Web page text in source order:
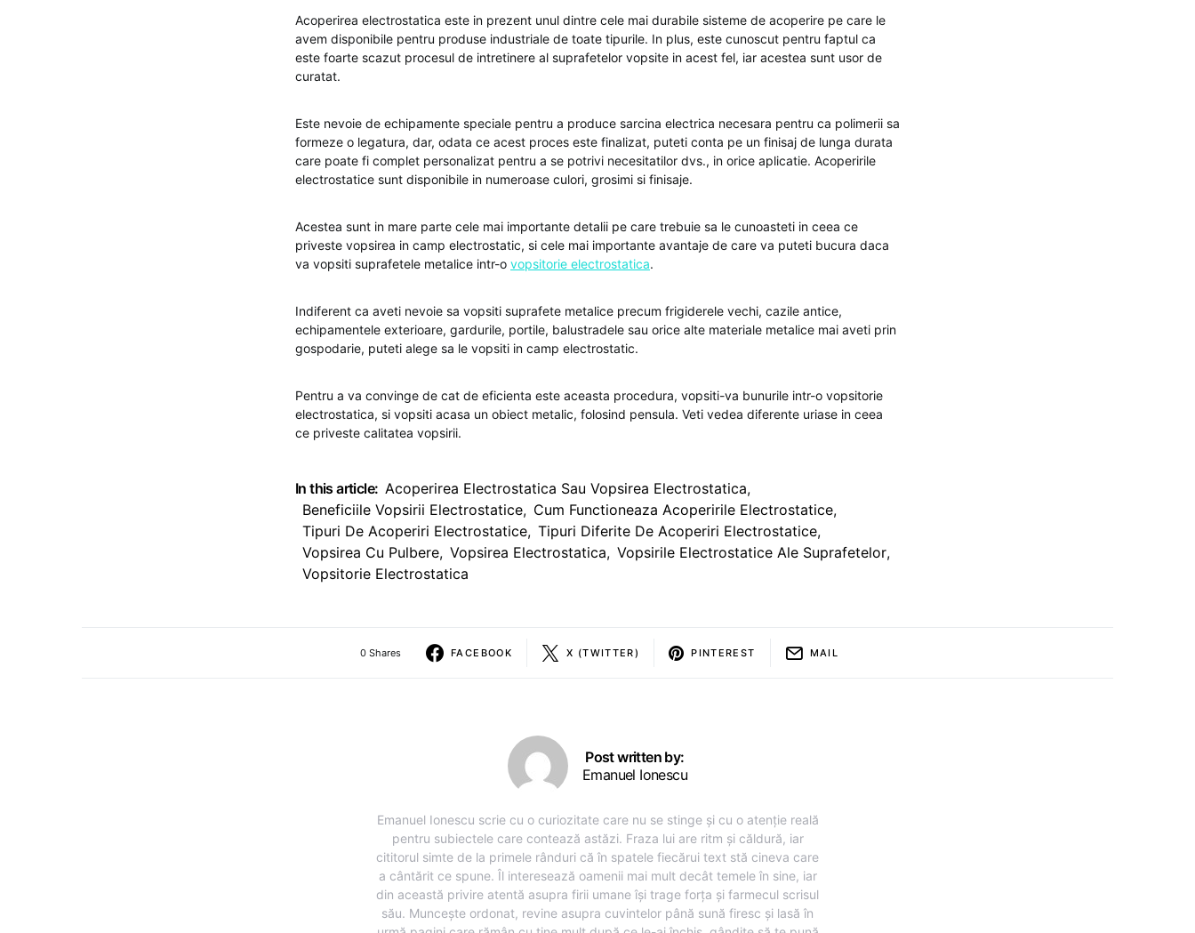
Acoperirea electrostatica este in prezent unul dintre cele mai durabile sisteme de acoperire pe care le
avem disponibile pentru produse industriale de toate tipurile. In plus, este cunoscut pentru faptul ca
este foarte scazut procesul de intretinere al suprafetelor vopsite in acest fel, iar acestea sunt usor de
curatat.
Este nevoie de echipamente speciale pentru a produce sarcina electrica necesara pentru ca polimerii sa
formeze o legatura, dar, odata ce acest proces este finalizat, puteti conta pe un finisaj de lunga durata
care poate fi complet personalizat pentru a se potrivi necesitatilor dvs., in orice aplicatie. Acoperirile
electrostatice sunt disponibile in numeroase culori, grosimi si finisaje.
Acestea sunt in mare parte cele mai importante detalii pe care trebuie sa le cunoasteti in ceea ce
priveste vopsirea in camp electrostatic, si cele mai importante avantaje de care va puteti bucura daca
va vopsiti suprafetele metalice intr-o vopsitorie electrostatica.
Indiferent ca aveti nevoie sa vopsiti suprafete metalice precum frigiderele vechi, cazile antice,
echipamentele exterioare, gardurile, portile, balustradele sau orice alte materiale metalice mai aveti prin
gospodarie, puteti alege sa le vopsiti in camp electrostatic.
Pentru a va convinge de cat de eficienta este aceasta procedura, vopsiti-va bunurile intr-o vopsitorie
electrostatica, si vopsiti acasa un obiect metalic, folosind pensula. Veti vedea diferente uriase in ceea
ce priveste calitatea vopsirii.
In this article: Acoperirea Electrostatica Sau Vopsirea Electrostatica,
Beneficiile Vopsirii Electrostatice, Cum Functioneaza Acoperirile Electrostatice,
Tipuri De Acoperiri Electrostatice, Tipuri Diferite De Acoperiri Electrostatice,
Vopsirea Cu Pulbere, Vopsirea Electrostatica, Vopsirile Electrostatice Ale Suprafetelor,
Vopsitorie Electrostatica
0 Shares FACEBOOK X (TWITTER) PINTEREST MAIL
Post written by:
Emanuel Ionescu
Emanuel Ionescu scrie cu o curiozitate care nu se stinge și cu o atenție reală
pentru subiectele care contează astăzi. Fraza lui are ritm și căldură, iar
cititorul simte de la primele rânduri că în spatele fiecărui text stă cineva care
a cântărit ce spune. Îl interesează oamenii mai mult decât temele în sine, iar
din această privire atentă asupra firii umane își trage forța și farmecul scrisul
său. Muncește ordonat, revine asupra cuvintelor până sună firesc și lasă în